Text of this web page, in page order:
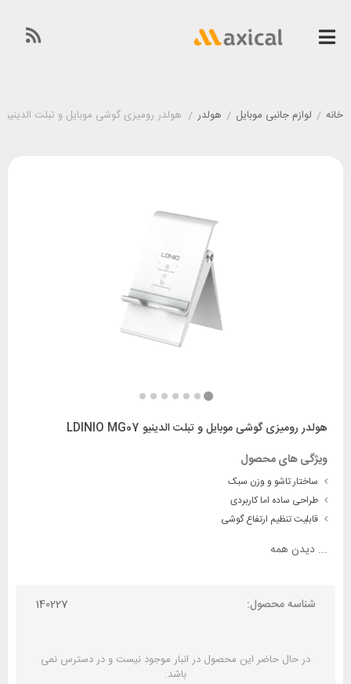
خانه / لوازم جانبی موبایل / هولدر / هولدر رومیزی گوشی موبایل و تبلت الدینیو LDINIO MG07
هولدر رومیزی گوشی موبایل و تبلت الدینیو LDINIO MG07
ویژگی های محصول
ساختار تاشو و وزن سبک
طراحی ساده اما کاربردی
قابلیت تنظیم ارتفاع گوشی
... دیدن همه
شناسه محصول: 140227
در حال حاضر این محصول در انبار موجود نیست و در دسترس نمی
باشد.